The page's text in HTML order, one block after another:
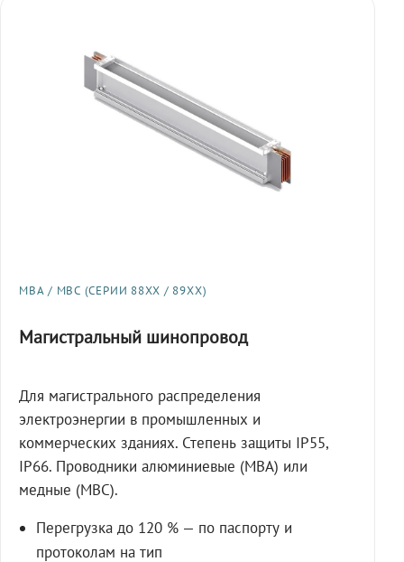
МВА / МВС (СЕРИИ 88XX / 89XX)
Магистральный шинопровод
Для магистрального распределения
электроэнергии в промышленных и
коммерческих зданиях. Степень защиты IP55,
IP66. Проводники алюминиевые (МВА) или
медные (МВС).
Перегрузка до 120 % — по паспорту и
протоколам на тип